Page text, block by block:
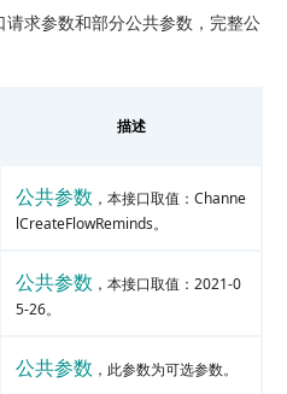
求参数和部分公共参数，完整公
描述
公共参数 ，本接口取值：Channe
lCreateFlowReminds。
公共参数 ，本接口取值：2021-0
5-26。
公共参数 ，此参数为可选参数。